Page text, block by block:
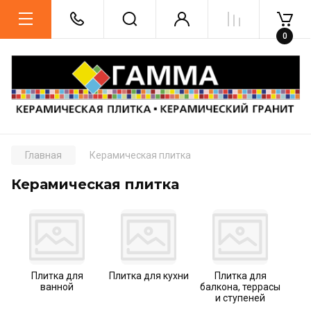
0
Главная Керамическая плитка
Керамическая плитка
Плитка для
ванной
Плитка для кухни
Плитка для
балкона, террасы
и ступеней